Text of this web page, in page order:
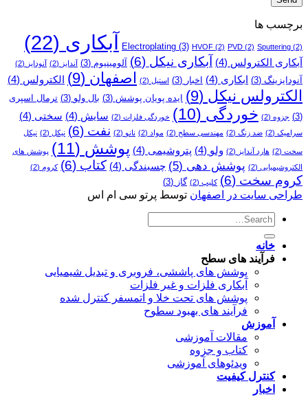
برچسب ها
Electroplating (3) HVOF (2) PVD (2) Sputtering (2) آبکاری (22)
آبکاری الکترولس (4) آبکاری نیکل (6) آلومینیوم (3) آندایز (2) آنودایز (2)
آنودایزینگ (3) ابکاری (4) اخبار (3) استیل (2) اصفهان (9) الکترولس (4)
الکترولس نیکل (9) ایده پویان پوشش (3) بال ولو (3)
ترمال اسپری
(3)
جزوه (2) خوردگی (10) خوردگی فلزات (2) سایش (4) سختی (4)
سرامیک (2) ضد زنگ (2) مهندسی سطح (2) مواد (2) نانو (2) نفت (6) نیکل (2) نیکل
سخت (2) هارد آندایز (2) ولو (4) پتروشیمی (4) پوشش (11)
پوشش­ های
الکتروشیمیایی (2) پوشش دهی (5) چسبندگی (4) کتاب (6) کروم (2)
کروم سخت (6) کلیپ (2) گاز (3)
طراحی سایت در اصفهان توسط پرتو سی ام اس
خانه
فرآیند های سطح
پوشش های پاششی، فروبری و تبدیل شیمیایی
آبکاری فلزات و غیر فلزات
پوشش های تحت خلا و اتمسفر کنترل شده
فرآیند های بهبود سطوح
آموزش
مقالات آموزشی
کتاب و جزوه
ویدئوهای آموزشی
کنترل کیفیت
اخبار